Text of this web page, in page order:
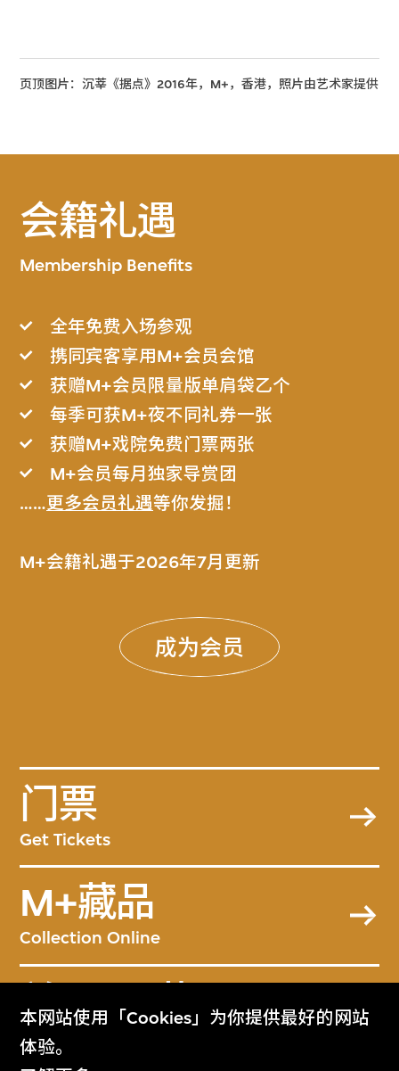
本网站使用「Cookies」为你提供最好的网站
体验。
页顶图片：沉莘《据点》2016年，M+，香港，照片由艺术家提供
会籍礼遇
Membership Benefits
全年免费入场参观
携同宾客享用M+会员会馆
获赠M+会员限量版单肩袋乙个
每季可获M+夜不同礼券一张
获赠M+戏院免费门票两张
M+会员每月独家导赏团
……更多会员礼遇等你发掘！
M+会籍礼遇于2026年7月更新
成为会员
门票
Get Tickets
M+藏品
Collection Online
关于M+藏品
About the Collection